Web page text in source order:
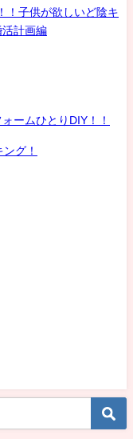
！子供が欲しいど陰キ
活計画編
ームひとりDIY！！
グ！